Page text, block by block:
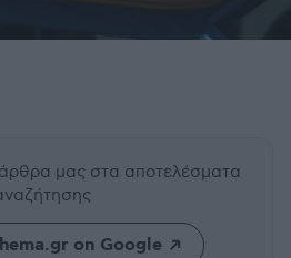
άρθρα μας στα αποτελέσματα
on Google